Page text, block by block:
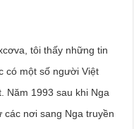
tôi thấy những tin
có một số người Việt
Năm 1993 sau khi Nga
nơi sang Nga truyền